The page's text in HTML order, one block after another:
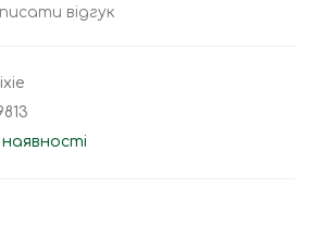
відгук
наявності